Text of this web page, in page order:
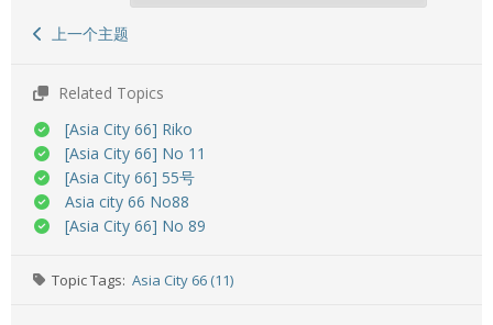
上一个主题
Related Topics
[Asia City 66] Riko
[Asia City 66] No 11
[Asia City 66] 55号
Asia city 66 No88
[Asia City 66] No 89
Topic Tags: Asia City 66 (11)